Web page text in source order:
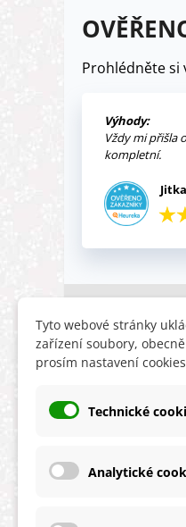
Prohlédněte si
Výhody:
Vždy mi přišla
kompletní.
INFORMACE
Obchodní
Ochrana
Tyto webové stránky
zařízení soubory,
prosím nastavení
Technické
Analytické